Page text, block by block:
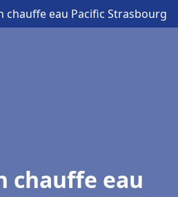
chauffe eau Pacific Strasbourg
chauffe eau